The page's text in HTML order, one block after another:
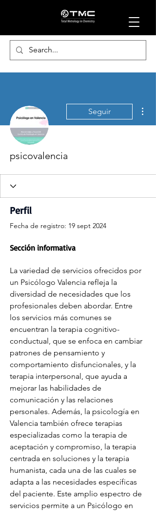
Seguir
psicovalencia
Perfil
Fecha de registro: 19 sept 2024
Sección informativa
La variedad de servicios ofrecidos por
un Psicólogo Valencia refleja la
diversidad de necesidades que los
profesionales deben abordar. Entre
los servicios más comunes se
encuentran la terapia cognitivo-
conductual, que se enfoca en cambiar
patrones de pensamiento y
comportamiento disfuncionales, y la
terapia interpersonal, que ayuda a
mejorar las habilidades de
comunicación y las relaciones
personales. Además, la psicología en
Valencia también ofrece terapias
especializadas como la terapia de
aceptación y compromiso, la terapia
centrada en soluciones y la terapia
humanista, cada una de las cuales se
adapta a las necesidades específicas
del paciente. Este amplio espectro de
servicios permite a un Psicólogo en